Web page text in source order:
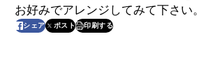
お好みでアレンジしてみて下さい。
シェア ポスト 印刷する